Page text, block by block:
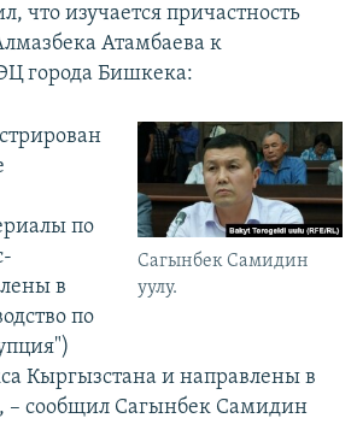
что изучается причастность
Атамбаева к
города Бишкека:
Сагынбек Самидин
уулу.
по
в
по
Кыргызстана и направлены в
– сообщил Сагынбек Самидин